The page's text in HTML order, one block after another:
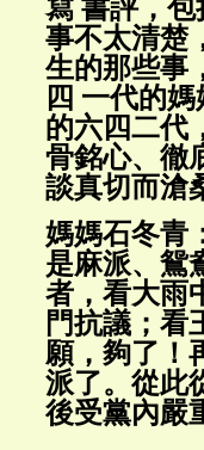
寫 書評，
事不太清楚
生的那些事
四 一代的
的六四二代
骨銘心、徹
談真切而滄
媽媽石冬青
是麻派、鴛
者，看大雨
門抗議；看
願，夠了！
派了。從此
後受黨內嚴